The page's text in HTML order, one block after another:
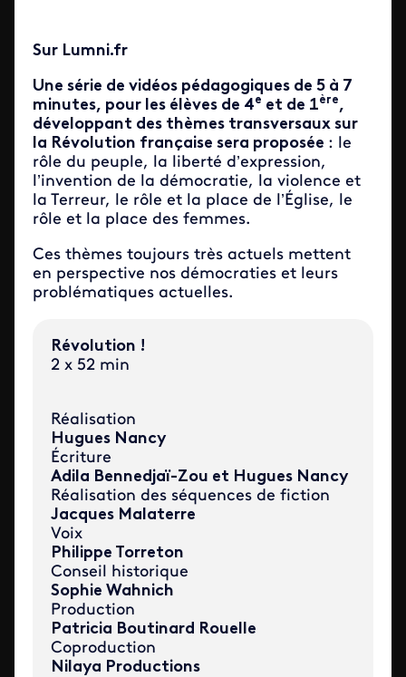
Sur Lumni.fr
Une série de vidéos pédagogiques de 5 à 7
minutes, pour les élèves de 4e et de 1ère,
développant des thèmes transversaux sur
la Révolution française sera proposée : le
rôle du peuple, la liberté d’expression,
l’invention de la démocratie, la violence et
la Terreur, le rôle et la place de l’Église, le
rôle et la place des femmes.
Ces thèmes toujours très actuels mettent
en perspective nos démocraties et leurs
problématiques actuelles.
Révolution !
2 x 52 min
Réalisation
Hugues Nancy
Écriture
Adila Bennedjaï-Zou et Hugues Nancy
Réalisation des séquences de fiction
Jacques Malaterre
Voix
Philippe Torreton
Conseil historique
Sophie Wahnich
Production
Patricia Boutinard Rouelle
Coproduction
Nilaya Productions